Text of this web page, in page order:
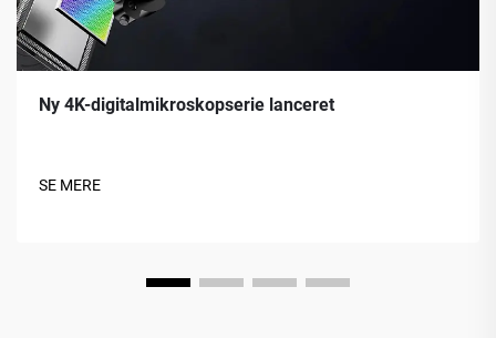
Ny 4K-digitalmikroskopserie lanceret
SE MERE